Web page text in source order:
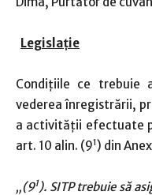
Legislație
Condiţiile ce trebuie
vederea înregistrării,
a activităţii efectuate
art. 10 alin. (91) din
„(91). SITP trebuie să